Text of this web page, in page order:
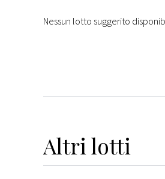
Nessun lotto suggerito
Altri lotti